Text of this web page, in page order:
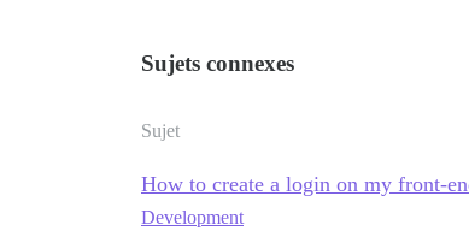
Sujets connexes
Sujet
How to create a login on my front-
Development